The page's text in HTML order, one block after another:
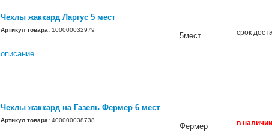
Чехлы жаккард Ларгус 5 мест
Артикул товара: 100000032979
описание
5мест срок
Чехлы жаккард на Газель Фермер 6 мест
Артикул товара: 400000038738
Фермер в наличии